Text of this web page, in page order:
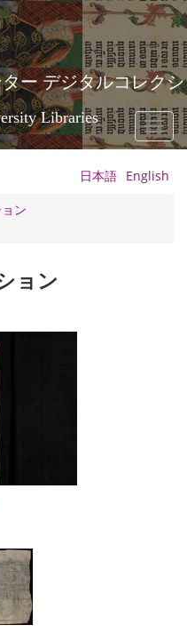
ー デジタルコレクシ
Libraries
Toggle
日本語 English
ン
ョン